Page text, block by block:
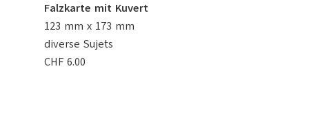
Falzkarte mit Kuvert
123 mm x 173 mm
diverse Sujets
CHF 6.00